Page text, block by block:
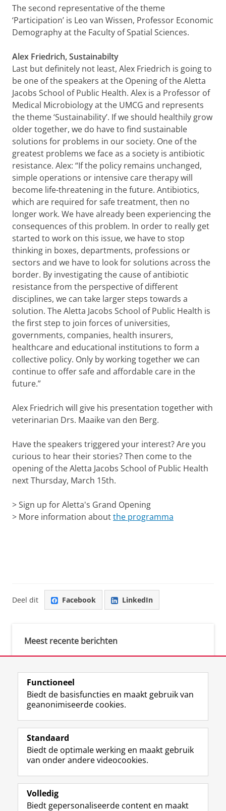
The second representative of the theme
‘Participation’ is Leo van Wissen, Professor Economic
Demography at the Faculty of Spatial Sciences.
Alex Friedrich, Sustainabilty
Last but definitely not least, Alex Friedrich is going to
be one of the speakers at the Opening of the Aletta
Jacobs School of Public Health. Alex is a Professor of
Medical Microbiology at the UMCG and represents
the theme ‘Sustainability’. If we should healthily grow
older together, we do have to find sustainable
solutions for problems in our society. One of the
greatest problems we face as a society is antibiotic
resistance. Alex: “If the policy remains unchanged,
simple operations or intensive care therapy will
become life-threatening in the future. Antibiotics,
which are required for safe treatment, then no
longer work. We have already been experiencing the
consequences of this problem. In order to really get
started to work on this issue, we have to stop
thinking in boxes, departments, professions or
sectors and we have to look for solutions across the
border. By investigating the cause of antibiotic
resistance from the perspective of different
disciplines, we can take larger steps towards a
solution. The Aletta Jacobs School of Public Health is
the first step to join forces of universities,
governments, companies, health insurers,
healthcare and educational institutions to form a
collective policy. Only by working together we can
continue to offer safe and affordable care in the
future.”
Alex Friedrich will give his presentation together with
veterinarian Drs. Maaike van den Berg.
Have the speakers triggered your interest? Are you
curious to hear their stories? Then come to the
opening of the Aletta Jacobs School of Public Health
next Thursday, March 15th.
> Sign up forAletta's Grand Opening
> More information aboutthe programma
Deel dit Facebook LinkedIn
Meest recente berichten
Meest gebruikte tags
justice (1)
Resilience (1)
n i
o
Functioneel
Biedt de basisfuncties en maakt gebruik van
geanonimiseerde cookies.
Standaard
Biedt de optimale werking en maakt gebruik
van onder andere videocookies.
Volledig
Biedt gepersonaliseerde content en maakt